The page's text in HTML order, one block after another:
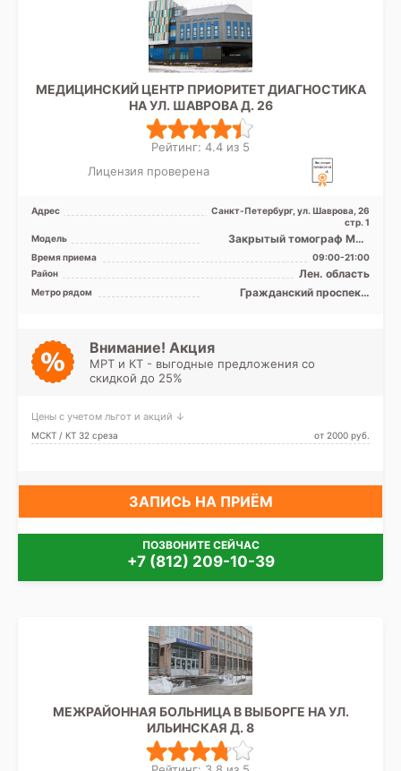
МЕДИЦИНСКИЙ ЦЕНТР ПРИОРИТЕТ ДИАГНОСТИКА
НА УЛ. ШАВРОВА Д. 26
Рейтинг: 4.4 из 5
Лицензия проверена
Адрес
Санкт-Петербург, ул. Шаврова, 26
стр. 1
Модель
Закрытый томограф МРТ
Vantage Elan 1,5 Тесла, КТ
Aquilion Lightning TS ...
Время приема
09:00-21:00
Район
Лен. область
Метро рядом
Гражданский проспект,
Новокрестовская)
Внимание! Акция
МРТ и КТ - выгодные предложения со
скидкой до 25%
Цены с учетом льгот и акций ↓
МСКТ / КТ 32 среза от 2000 pуб.
ЗАПИСЬ НА ПРИЁМ
ПОЗВОНИТЕ СЕЙЧАС
+7 (812) 209-10-39
МЕЖРАЙОННАЯ БОЛЬНИЦА В ВЫБОРГЕ НА УЛ.
ИЛЬИНСКАЯ Д. 8